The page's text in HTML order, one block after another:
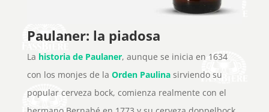
Paulaner: la piadosa
La historia de Paulaner, aunque se inicia en 1634
con los monjes de la Orden Paulinasirviendo su
popular cerveza bock, comienza realmente con el